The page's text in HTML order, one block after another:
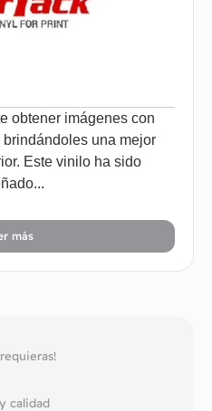
obtener imágenes con
una mejor
Este vinilo ha sido
más
calidad